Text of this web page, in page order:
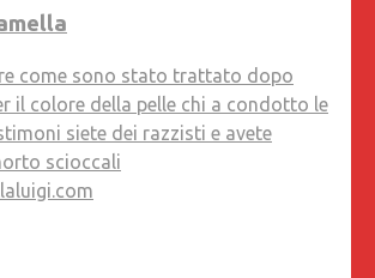
come sono stato trattato dopo
il colore della pelle chi a condotto le
siete dei razzisti e avete
scioccali